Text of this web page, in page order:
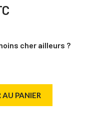
cher ailleurs ?
PANIER